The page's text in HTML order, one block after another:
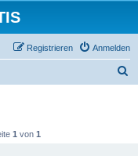
Anmelden
Registrieren
1 von 1